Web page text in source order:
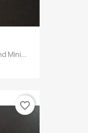
Mini...
favorite_border